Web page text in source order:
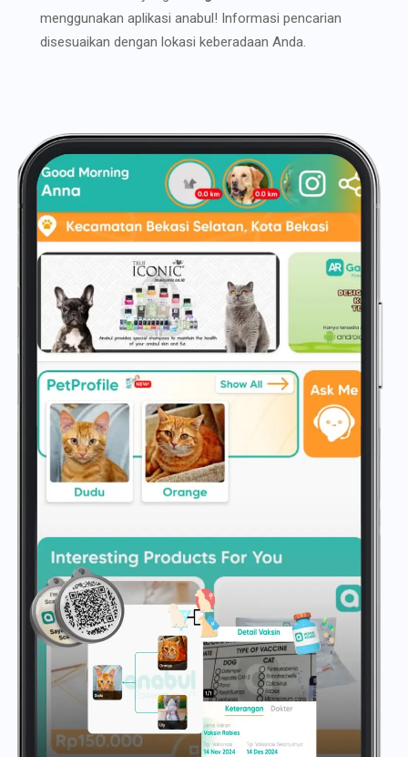
menggunakan aplikasi anabul! Informasi pencarian
disesuaikan dengan lokasi keberadaan Anda.